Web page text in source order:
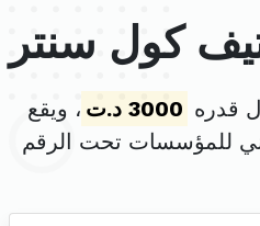
كول سنتر
3000 د.ت
، ويقع
للمؤسسات تحت الرقم